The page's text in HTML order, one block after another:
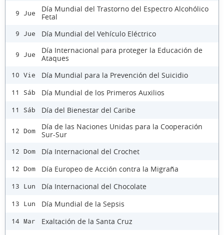
9 Jue
Día Mundial del Trastorno del Espectro Alcohólico
Fetal
9 Jue Día Mundial del Vehículo Eléctrico
9 Jue
Día Internacional para proteger la Educación de
Ataques
10 Vie Día Mundial para la Prevención del Suicidio
11 Sáb Día Mundial de los Primeros Auxilios
11 Sáb Día del Bienestar del Caribe
12 Dom
Día de las Naciones Unidas para la Cooperación
Sur-Sur
12 Dom Día Internacional del Crochet
12 Dom Día Europeo de Acción contra la Migraña
13 Lun Día Internacional del Chocolate
13 Lun Día Mundial de la Sepsis
14 Mar
Exaltación de la Santa Cruz